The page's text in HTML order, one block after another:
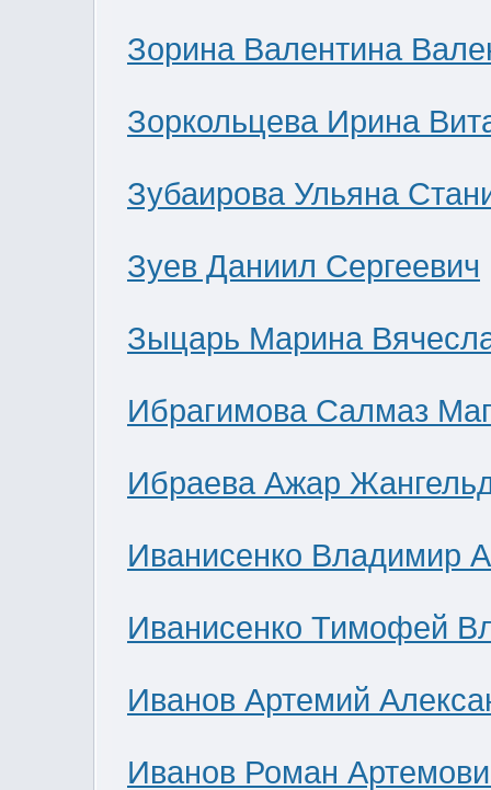
Зорина Валентина
Зоркольцева Ирина
Зубаирова Ульяна
Зуев Даниил Сергеевич
Зыцарь Марина
Ибрагимова Салмаз
Ибраева Ажар
Иванисенко Владимир
Иванисенко Тимофей
Иванов Артемий
Иванов Роман